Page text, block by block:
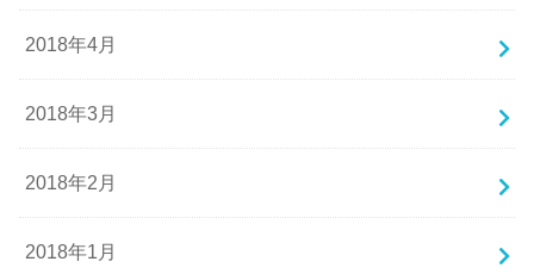
2018年4月
2018年3月
2018年2月
2018年1月